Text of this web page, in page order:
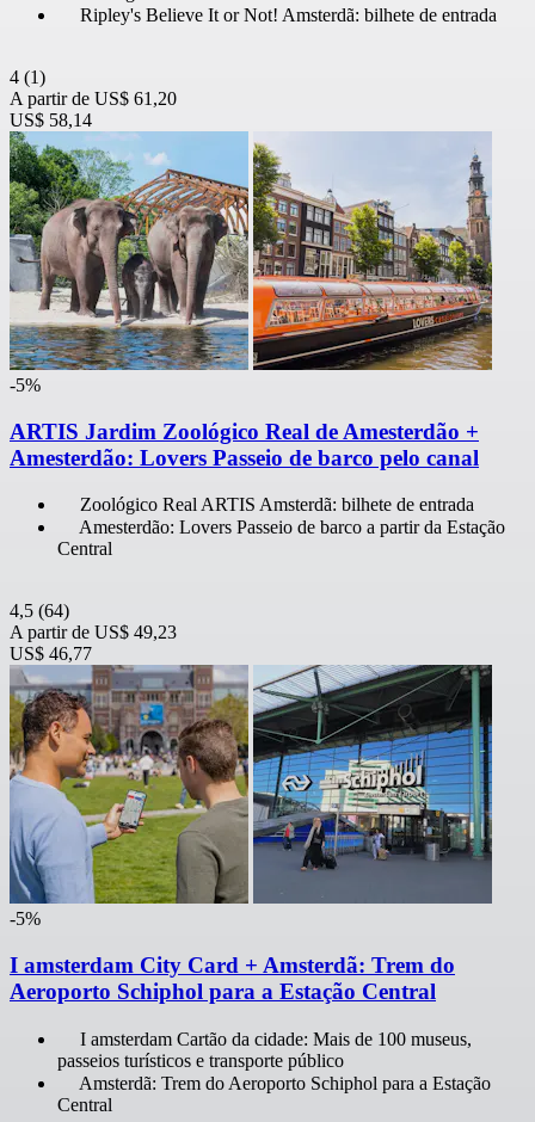
Ripley's Believe It or Not! Amsterdã: bilhete de entrada
4 (1)
A partir de US$ 61,20
US$ 58,14
-5%
ARTIS Jardim Zoológico Real de Amesterdão +
Amesterdão: Lovers Passeio de barco pelo canal
Zoológico Real ARTIS Amsterdã: bilhete de entrada
Amesterdão: Lovers Passeio de barco a partir da Estação
Central
4,5 (64)
A partir de US$ 49,23
US$ 46,77
-5%
I amsterdam City Card + Amsterdã: Trem do
Aeroporto Schiphol para a Estação Central
I amsterdam Cartão da cidade: Mais de 100 museus,
passeios turísticos e transporte público
Amsterdã: Trem do Aeroporto Schiphol para a Estação
Central